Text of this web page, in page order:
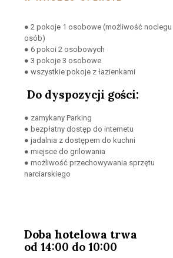
● 2 pokoje 1 osobowe (możliwość
osób)
● 6 pokoi 2 osobowych
● 3 pokoje 3 osobowe
● wszystkie pokoje z łazienkami
Do dyspozycji gości:
● zamykany Parking
● bezpłatny dostęp do internetu
● jadalnia z dostępem do kuchni
● miejsce do grilowania
● możliwość przechowywania sprzętu
narciarskiego
Doba hotelowa trwa
od 14:00 do 10:00